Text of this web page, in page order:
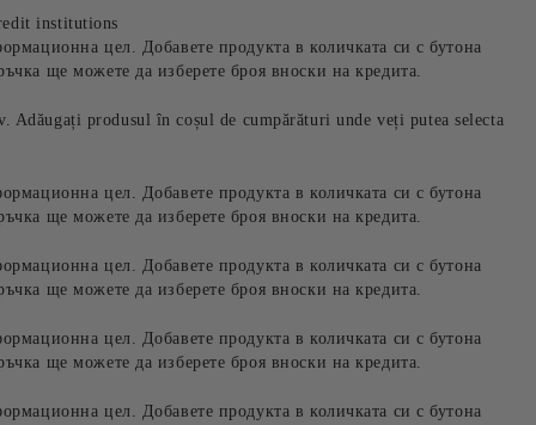
institutions
цел. Добавете продукта в количката си с бутона
ще можете да изберете броя вноски на кредита.
Adăugați produsul în coșul de cumpărături unde veți putea selecta
цел. Добавете продукта в количката си с бутона
ще можете да изберете броя вноски на кредита.
цел. Добавете продукта в количката си с бутона
ще можете да изберете броя вноски на кредита.
цел. Добавете продукта в количката си с бутона
ще можете да изберете броя вноски на кредита.
цел. Добавете продукта в количката си с бутона